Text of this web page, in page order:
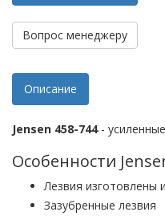
Вопрос менеджеру
Описание
Jensen 458-744-
Особенности
Лезвия изготовлены
Зазубренные лезвия